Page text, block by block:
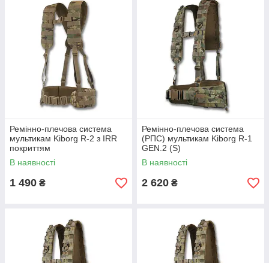
Ремінно-плечова система
мультикам Kiborg R-2 з IRR
покриттям
В наявності
1 490 ₴
Ремінно-плечова система
(РПС) мультикам Kiborg R-1
GEN.2 (S)
В наявності
2 620 ₴